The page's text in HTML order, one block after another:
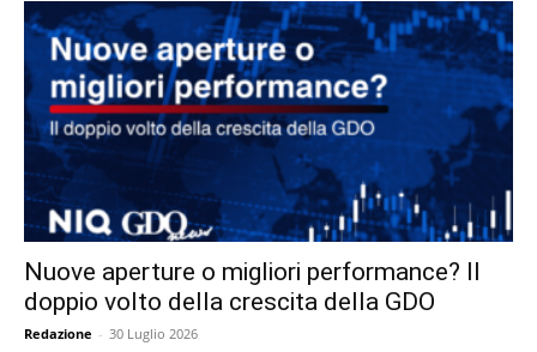
Nuove aperture o migliori performance? Il
doppio volto della crescita della GDO
Redazione - 30 Luglio 2026